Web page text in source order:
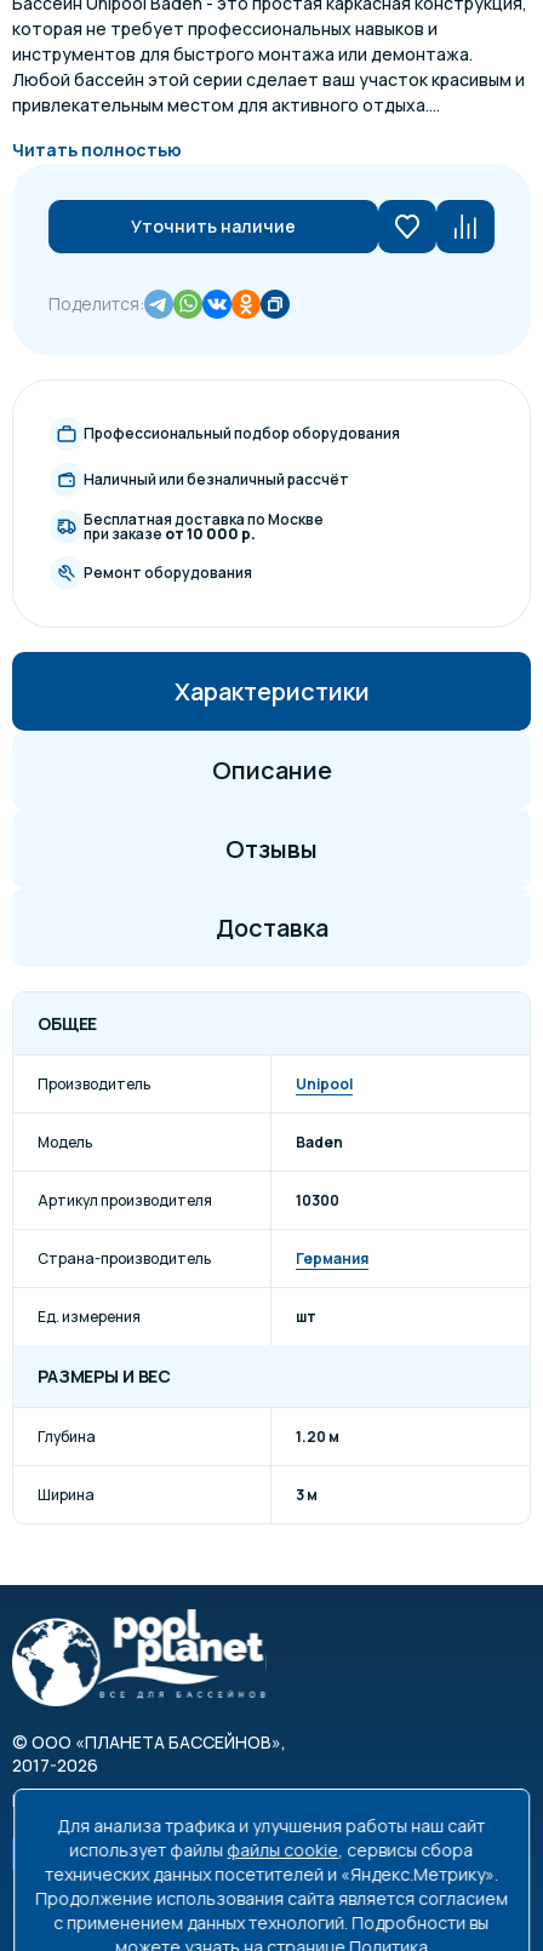
которая не требует профессиональных навыков и
инструментов для быстрого монтажа или демонтажа.
Любой бассейн этой серии сделает ваш участок красивым и
привлекательным местом для активного отдыха....
Читать полностью
Уточнить наличие
Поделится:
Профессиональный подбор оборудования
Наличный или безналичный рассчёт
Бесплатная доставка по Москве
при заказе от 10 000 р.
Ремонт оборудования
Характеристики
Описание
Отзывы
Доставка
ОБЩЕЕ
Производитель Unipool
Модель Baden
Артикул производителя 10300
Страна-производитель Германия
Ед. измерения шт
РАЗМЕРЫ И ВЕС
Глубина 1.20 м
Ширина 3 м
© ООО «ПЛАНЕТА БАССЕЙНОВ»,
2017-2026
Все права защищены
Для анализа трафика и улучшения работы наш сайт
использует файлы файлы cookie, сервисы сбора
технических данных посетителей и «Яндекс.Метрику».
Продолжение использования сайта является согласием
с применением данных технологий. Подробности вы